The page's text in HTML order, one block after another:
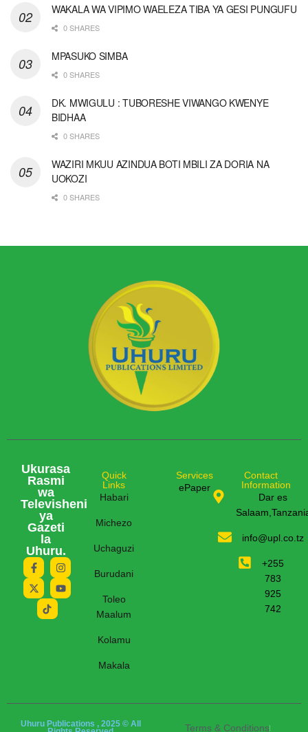
WAKALA WA VIPIMO WAELEZA TIBA YA GESI PUNGUFU
0 SHARES
MPASUKO SIMBA
0 SHARES
DK. MWIGULU : TUBORESHE VIWANGO KWENYE
BIDHAA
0 SHARES
WAZIRI MKUU AZINDUA BOTI MBILI ZA DORIA NA
UOKOZI
0 SHARES
Ukurasa
Rasmi
wa
Televisheni
ya
Gazeti
la
Uhuru.
Quick
Links
Habari
Michezo
Uchaguzi
Burudani
Toleo
Maalum
Kolamu
Makala
Services
ePaper
Contact
Information
Dar es
info@upl.co.tz
+255
783
925
742
Uhuru Publications , 2025 © All Terms & Conditions